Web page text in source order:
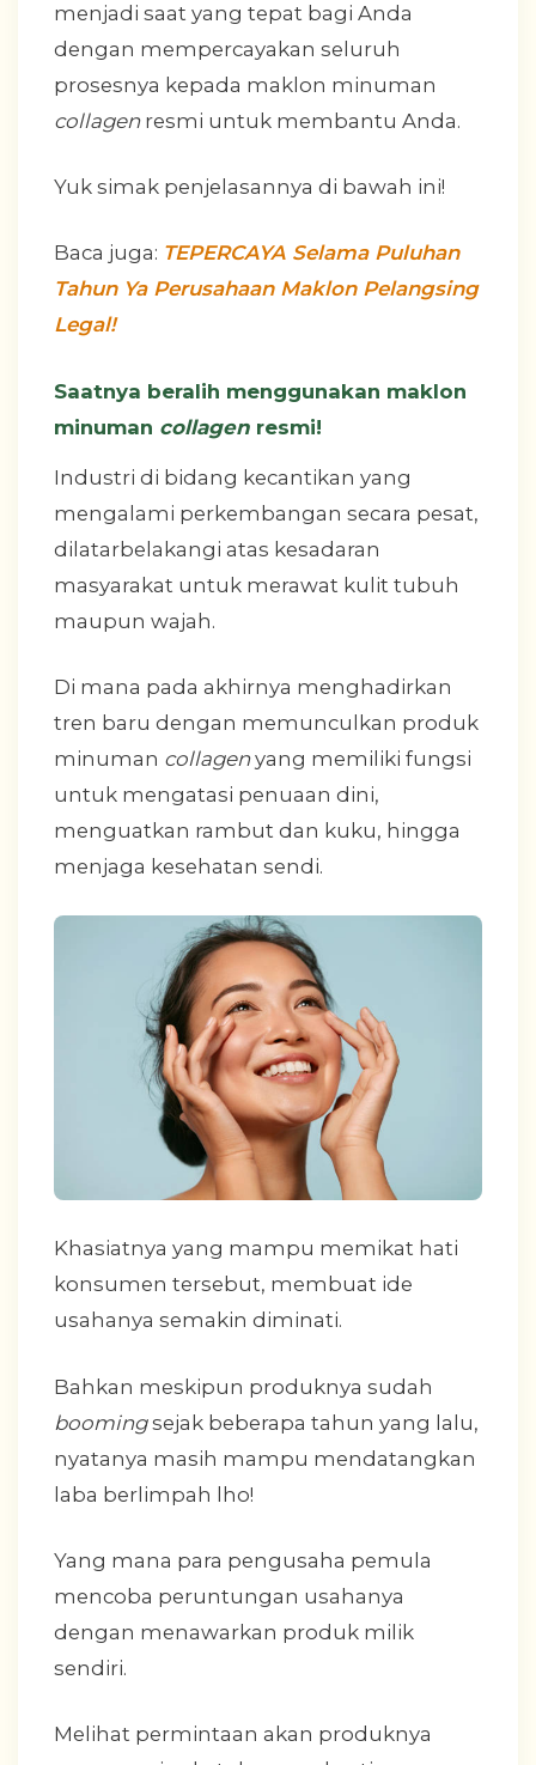
menjadi saat yang tepat bagi Anda
dengan mempercayakan seluruh
prosesnya kepada maklon minuman
collagen resmi untuk membantu Anda.
Yuk simak penjelasannya di bawah ini!
Baca juga: TEPERCAYA Selama Puluhan
Tahun Ya Perusahaan Maklon Pelangsing
Legal!
Saatnya beralih menggunakan maklon
minuman collagen resmi!
Industri di bidang kecantikan yang
mengalami perkembangan secara pesat,
dilatarbelakangi atas kesadaran
masyarakat untuk merawat kulit tubuh
maupun wajah.
Di mana pada akhirnya menghadirkan
tren baru dengan memunculkan produk
minuman collagenyang memiliki fungsi
untuk mengatasi penuaan dini,
menguatkan rambut dan kuku, hingga
menjaga kesehatan sendi.
Khasiatnya yang mampu memikat hati
konsumen tersebut, membuat ide
usahanya semakin diminati.
Bahkan meskipun produknya sudah
boomingsejak beberapa tahun yang lalu,
nyatanya masih mampu mendatangkan
laba berlimpah lho!
Yang mana para pengusaha pemula
mencoba peruntungan usahanya
dengan menawarkan produk milik
sendiri.
Melihat permintaan akan produknya